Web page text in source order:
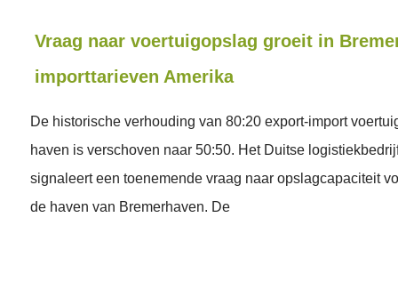
Vraag naar voertuigopslag groeit in
importtarieven Amerika
De historische verhouding van 80:20 export-import
haven is verschoven naar 50:50. Het Duitse
signaleert een toenemende vraag naar opslagcapaciteit
de haven van Bremerhaven. De